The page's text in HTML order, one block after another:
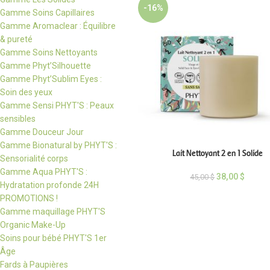
Gamme Soins Capillaires
Gamme Aromaclear : Équilibre
& pureté
Gamme Soins Nettoyants
Gamme Phyt’Silhouette
Gamme Phyt’Sublim Eyes :
Soin des yeux
Gamme Sensi PHYT'S : Peaux
sensibles
Gamme Douceur Jour
Gamme Bionatural by PHYT'S :
Sensorialité corps
Gamme Aqua PHYT'S :
Hydratation profonde 24H
PROMOTIONS !
Gamme maquillage PHYT'S
Organic Make-Up
Soins pour bébé PHYT'S 1er
Âge
Fards à Paupières
-16%
Lait Nettoyant 2 en 1 Solide
45,00$ 38,00$